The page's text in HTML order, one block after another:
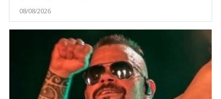
08/08/2026